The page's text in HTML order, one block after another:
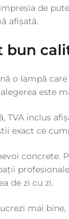
de
afișată.
bun
o lampă
este
inclus
exact ce
de zi cu zi.
mai